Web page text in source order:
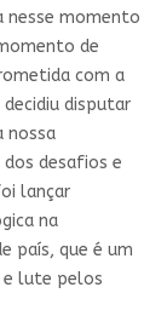
nesse momento
de
com a
disputar
nossa
dos desafios e
lançar
na
país, que é um
e lute pelos